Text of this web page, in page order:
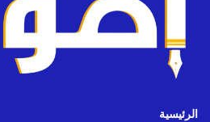
الرئيسية